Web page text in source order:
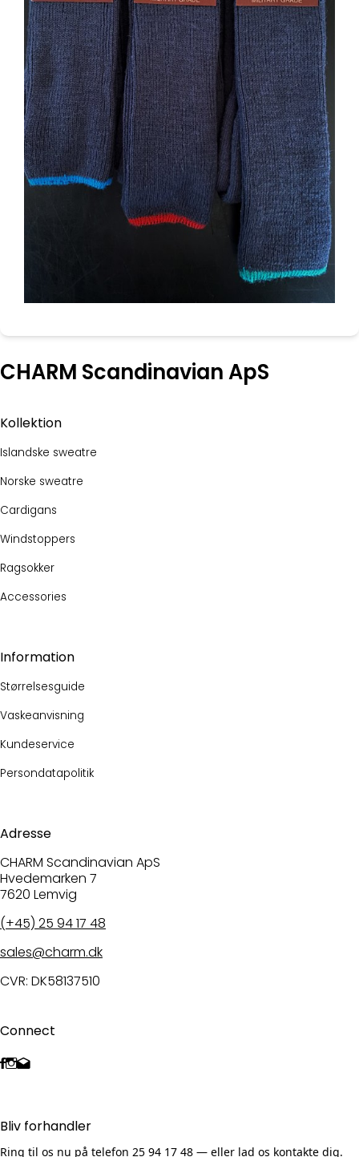
CHARM Scandinavian ApS
Kollektion
Islandske sweatre
Norske sweatre
Cardigans
Windstoppers
Ragsokker
Accessories
Information
Størrelsesguide
Vaskeanvisning
Kundeservice
Persondatapolitik
Adresse
CHARM Scandinavian ApS
Hvedemarken 7
7620 Lemvig
(+45) 25 94 17 48
sales@charm.dk
CVR: DK58137510
Connect
Bliv forhandler
Ring til os nu på telefon 25 94 17 48 — eller lad os kontakte dig.